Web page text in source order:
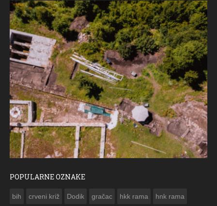
POPULARNE OZNAKE
bih crveni križ Dodik gračac hkk rama hnk rama